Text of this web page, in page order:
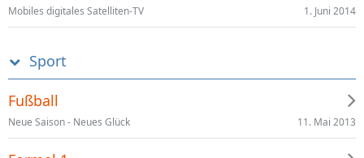
Mobiles digitales Satelliten-TV 1. Juni 2014
Sport
Fußball
Neue Saison - Neues Glück 11. Mai 2013